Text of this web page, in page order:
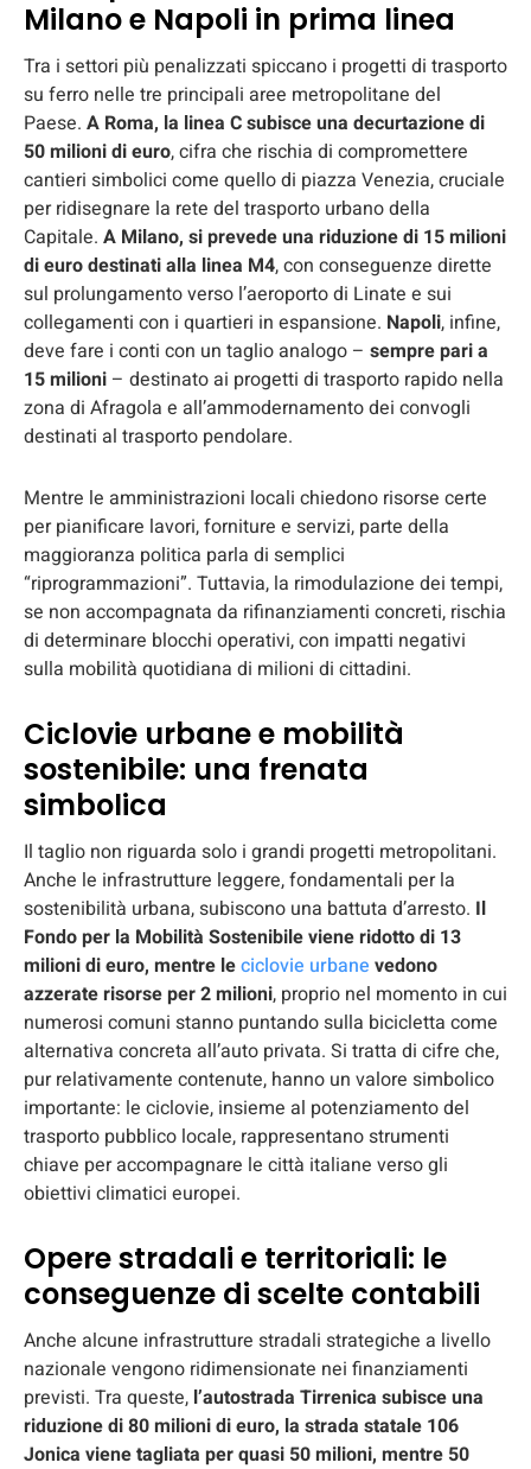
Milano e Napoli in prima linea
Tra i settori più penalizzati spiccano i progetti di trasporto
su ferro nelle tre principali aree metropolitane del
Paese. A Roma, la linea C subisce una decurtazione di
50 milioni di euro, cifra che rischia di compromettere
cantieri simbolici come quello di piazza Venezia, cruciale
per ridisegnare la rete del trasporto urbano della
Capitale. A Milano, si prevede una riduzione di 15 milioni
di euro destinati alla linea M4, con conseguenze dirette
sul prolungamento verso l’aeroporto di Linate e sui
collegamenti con i quartieri in espansione. Napoli, infine,
deve fare i conti con un taglio analogo – sempre pari a
15 milioni – destinato ai progetti di trasporto rapido nella
zona di Afragola e all’ammodernamento dei convogli
destinati al trasporto pendolare.
Mentre le amministrazioni locali chiedono risorse certe
per pianificare lavori, forniture e servizi, parte della
maggioranza politica parla di semplici
“riprogrammazioni”. Tuttavia, la rimodulazione dei tempi,
se non accompagnata da rifinanziamenti concreti, rischia
di determinare blocchi operativi, con impatti negativi
sulla mobilità quotidiana di milioni di cittadini.
Ciclovie urbane e mobilità
sostenibile: una frenata
simbolica
Il taglio non riguarda solo i grandi progetti metropolitani.
Anche le infrastrutture leggere, fondamentali per la
sostenibilità urbana, subiscono una battuta d’arresto. Il
Fondo per la Mobilità Sostenibile viene ridotto di 13
milioni di euro, mentre leciclovie urbane vedono
azzerate risorse per 2 milioni, proprio nel momento in cui
numerosi comuni stanno puntando sulla bicicletta come
alternativa concreta all’auto privata. Si tratta di cifre che,
pur relativamente contenute, hanno un valore simbolico
importante: le ciclovie, insieme al potenziamento del
trasporto pubblico locale, rappresentano strumenti
chiave per accompagnare le città italiane verso gli
obiettivi climatici europei.
Opere stradali e territoriali: le
conseguenze di scelte contabili
Anche alcune infrastrutture stradali strategiche a livello
nazionale vengono ridimensionate nei finanziamenti
previsti. Tra queste, l’autostrada Tirrenica subisce una
riduzione di 80 milioni di euro, la strada statale 106
Jonica viene tagliata per quasi 50 milioni, mentre 50